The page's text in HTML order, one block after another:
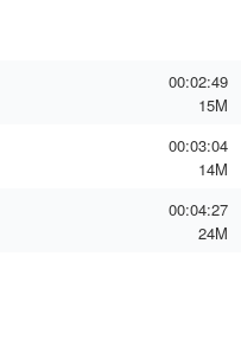
00:02:49
15M
00:03:04
14M
00:04:27
24M